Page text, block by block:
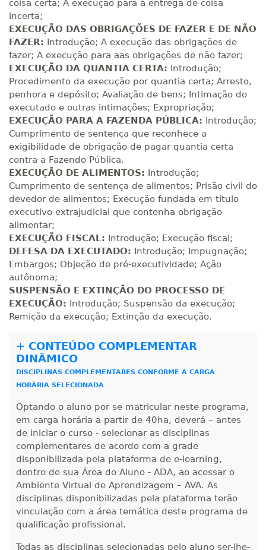
420 H 53dias 150dias
R$ 2.082,12
Matricular
440 H 55dias 150 dias
R$ 2.240,16
Matricular
coisa certa; A execução para a entrega de coisa
incerta;
EXECUÇÃO DAS OBRIGAÇÕES DE FAZER E DE NÃO
FAZER: Introdução; A execução das obrigações de
fazer; A execução para aas obrigações de não fazer;
EXECUÇÃO DA QUANTIA CERTA: Introdução;
Procedimento da execução por quantia certa; Arresto,
penhora e depósito; Avaliação de bens; Intimação do
executado e outras intimações; Expropriação;
EXECUÇÃO PARA A FAZENDA PÚBLICA: Introdução;
Cumprimento de sentença que reconhece a
exigibilidade de obrigação de pagar quantia certa
contra a Fazendo Pública.
EXECUÇÃO DE ALIMENTOS: Introdução;
Cumprimento de sentença de alimentos; Prisão civil do
devedor de alimentos; Execução fundada em título
executivo extrajudicial que contenha obrigação
alimentar;
EXECUÇÃO FISCAL: Introdução; Execução fiscal;
DEFESA DA EXECUTADO: Introdução; Impugnação;
Embargos; Objeção de pré-executividade; Ação
autônoma;
SUSPENSÃO E EXTINÇÃO DO PROCESSO DE
EXECUÇÃO: Introdução; Suspensão da execução;
Remição da execução; Extinção da execução.
+ CONTEÚDO COMPLEMENTAR
DINÂMICO
DISCIPLINAS COMPLEMENTARES CONFORME A CARGA
HORÁRIA SELECIONADA
Optando o aluno por se matricular neste programa,
em carga horária a partir de 40ha, deverá – antes
de iniciar o curso - selecionar as disciplinas
complementares de acordo com a grade
disponibilizada pela plataforma de e-learning,
dentro de sua Área do Aluno - ADA, ao acessar o
Ambiente Virtual de Aprendizagem – AVA. As
disciplinas disponibilizadas pela plataforma terão
vinculação com a área temática deste programa de
qualificação profissional.
Todas as disciplinas selecionadas pelo aluno ser-lhe-